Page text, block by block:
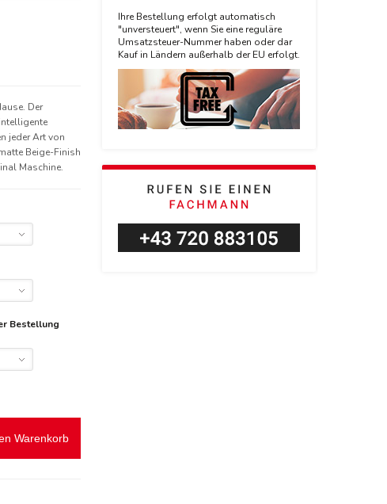
Ihre Bestellung erfolgt automatisch
"unversteuert", wenn Sie eine reguläre
Umsatzsteuer-Nummer haben oder dar
Kauf in Ländern außerhalb der EU erfolgt.
Der
jeder Art von
Beige-Finish
Maschine.
Bestellung
Warenkorb